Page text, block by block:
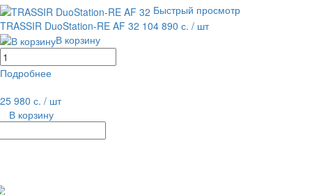
Быстрый просмотр
TRASSIR DuoStation-RE AF 32 104 890 с. / шт
В корзину
Подробнее
25 980 с. / шт
В корзину